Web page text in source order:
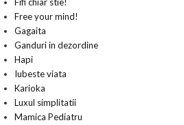
Free your mind!
Gagaita
Ganduri in dezordine
Hapi
Iubeste viata
Karioka
Luxul simplitatii
Mamica Pediatru